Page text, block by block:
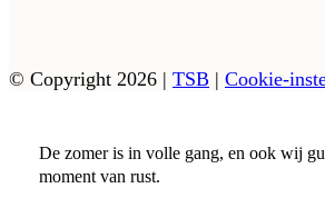
© Copyright 2026 | TSB | Cookie-
De zomer is in volle gang, en ook wij
moment van rust.